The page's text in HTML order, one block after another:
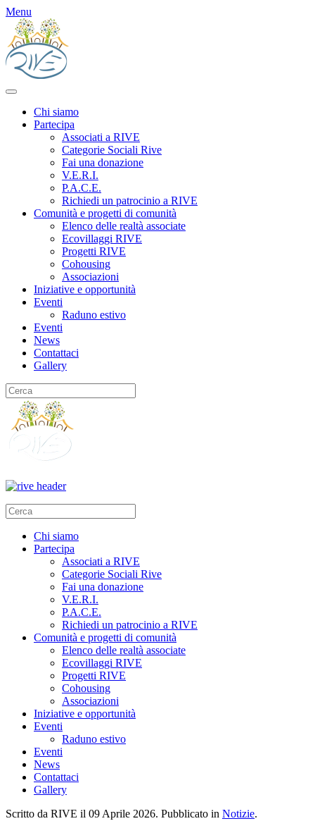
Menu
Chi siamo
Partecipa
Associati a RIVE
Categorie Sociali Rive
Fai una donazione
V.E.R.I.
P.A.C.E.
Richiedi un patrocinio a RIVE
Comunità e progetti di comunità
Elenco delle realtà associate
Ecovillaggi RIVE
Progetti RIVE
Cohousing
Associazioni
Iniziative e opportunità
Eventi
Raduno estivo
Eventi
News
Contattaci
Gallery
Type 2 or more characters
for results.
for results.Chi siamo
Partecipa
Associati a RIVE
Categorie Sociali Rive
Fai una donazione
V.E.R.I.
P.A.C.E.
Richiedi un patrocinio a RIVE
Comunità e progetti di comunità
Elenco delle realtà associate
Ecovillaggi RIVE
Progetti RIVE
Cohousing
Associazioni
Iniziative e opportunità
Eventi
Raduno estivo
Eventi
News
Contattaci
Gallery
Scritto da RIVE il 09 Aprile 2026. Pubblicato in Notizie.